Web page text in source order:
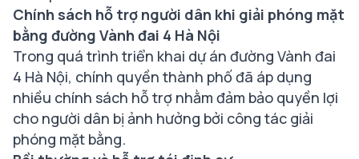
Chính sách hỗ trợ người dân khi giải phóng mặt
bằng đường Vành đai 4 Hà Nội
Trong quá trình triển khai dự án đường Vành đai
4 Hà Nội, chính quyền thành phố đã áp dụng
nhiều chính sách hỗ trợ nhằm đảm bảo quyền lợi
cho người dân bị ảnh hưởng bởi công tác giải
phóng mặt bằng.